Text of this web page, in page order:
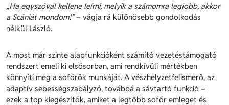
„Ha egyszóval kellene leírni, melyik a számomra legjobb, akkor
a Scániát mondom!”– vágja rá különösebb gondolkodás
nélkül László.
A most már szinte alapfunkcióként számító vezetéstámogató
rendszert emeli ki elsősorban, ami rendkívüli mértékben
könnyíti meg a sofőrök munkáját. A vészhelyzetfelismerő, az
adaptív sebességszabályzó, továbbá a sávtartó funkció –
ezek a top kiegészítők, amiket a legtöbb sofőr emleget és